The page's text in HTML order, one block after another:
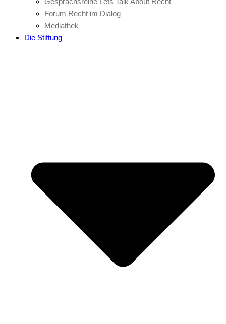
Forum Recht im Dialog
Mediathek
Die Stiftung